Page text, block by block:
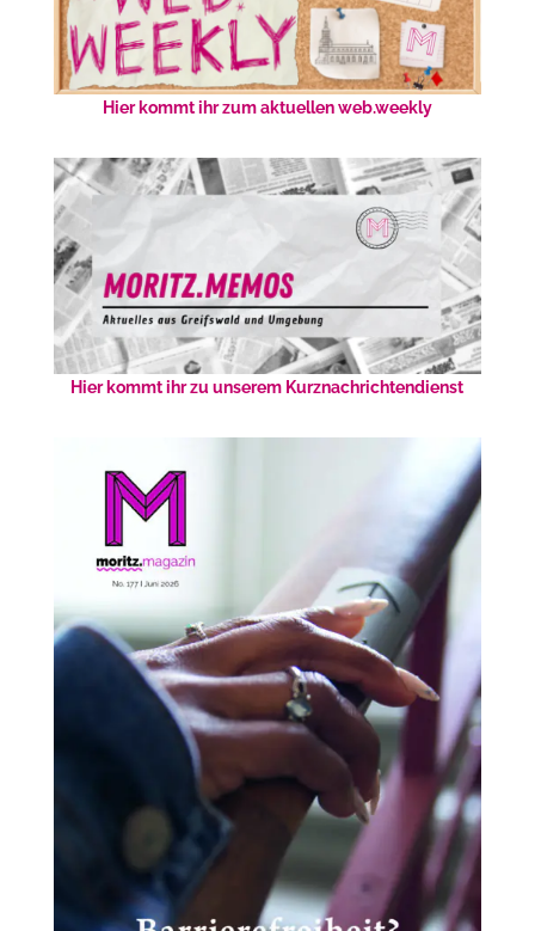
Hier kommt ihr zum aktuellen web.weekly
Hier kommt ihr zu unserem Kurznachrichtendienst